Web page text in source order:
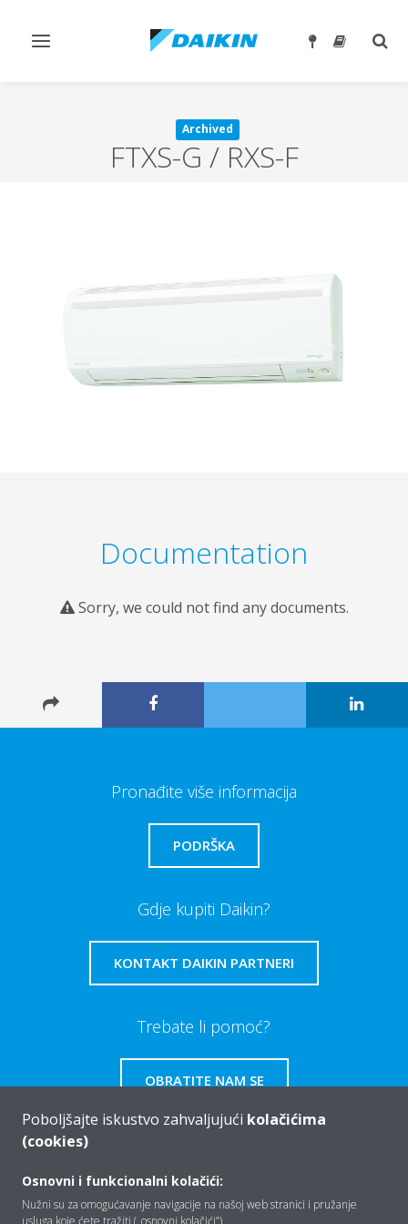
Toggle
Archived
FTXS-G / RXS-F
Documentation
Sorry, we could not find any documents.
Pronađite više informacija
PODRŠKA
Gdje kupiti Daikin?
KONTAKT DAIKIN PARTNERI
Trebate li pomoć?
OBRATITE NAM SE
Tko smo mi
Poboljšajte iskustvo zahvaljujući kolačićima
(cookies)
Osnovni i funkcionalni kolačići:
Nužni su za omogućavanje navigacije na našoj web stranici i pružanje
usluga koje ćete tražiti („osnovni kolačići”).